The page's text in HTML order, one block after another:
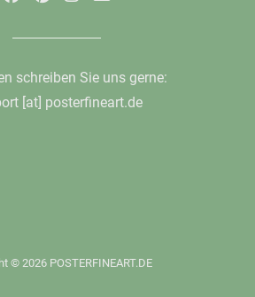
schreiben Sie uns gerne:
[at] posterfineart.de
© 2026 POSTERFINEART.DE